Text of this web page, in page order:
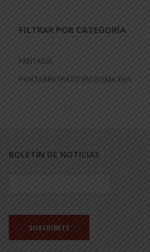
FILTRAR POR CATEGORÍA
FANTASÍA
PORTARRETRATO EN GOMA EVA
BOLETÍN DE NOTICIAS